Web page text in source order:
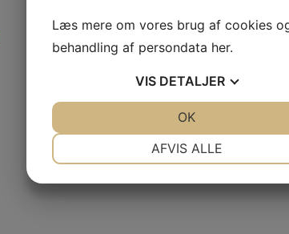
Kontakt
Læs mere om vores brug af cookies
behandling af persondata her.
VIS DETALJER
AFVIS ALLE
OK